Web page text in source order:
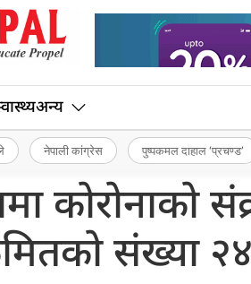
अन्य
नेपाली कांग्रेस पुष्पकमल दाहाल ‘प्रचण्ड’
कोरोनाको
संख्या